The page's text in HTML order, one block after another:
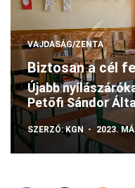
VAJDASÁG/ZENTA
Biztosan a cél
Újabb
Petőfi Sándor
SZERZŐ:KGN 2023.